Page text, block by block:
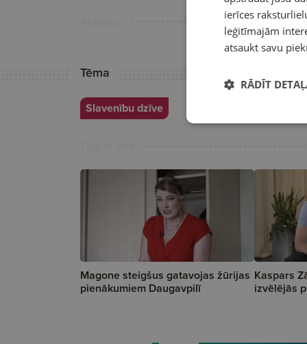
Tēma
Slavenību dzīve
Magone steigšus gatavojas žūrijas
pienākumiem Daugavpilī
Kaspars
izvēlējās
ierīces
leģitīmajām
atsaukt savu
RĀDĪT